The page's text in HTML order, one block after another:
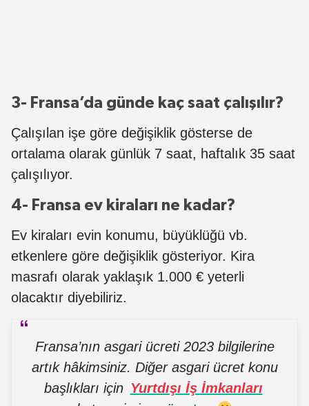
3- Fransa’da günde kaç saat çalışılır?
Çalışılan işe göre değişiklik gösterse de
ortalama olarak günlük 7 saat, haftalık 35 saat
çalışılıyor.
4- Fransa ev kiraları ne kadar?
Ev kiraları evin konumu, büyüklüğü vb.
etkenlere göre değişiklik gösteriyor. Kira
masrafı olarak yaklaşık 1.000 € yeterli
olacaktır diyebiliriz.
Fransa’nın asgari ücreti 2023 bilgilerine
artık hâkimsiniz. Diğer asgari ücret konu
başlıkları için Yurtdışı İş İmkanları